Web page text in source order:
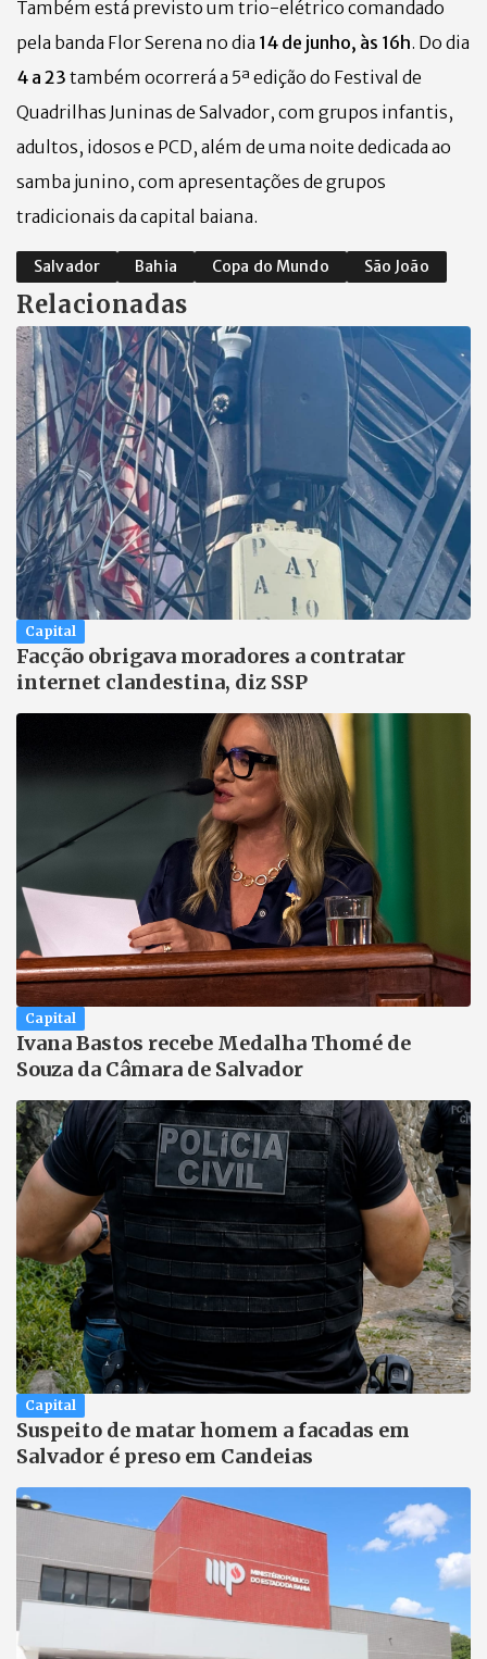
Também está previsto um trio-elétrico comandado
pela banda Flor Serena no dia 14 de junho, às 16h. Do dia
4 a 23 também ocorrerá a 5ª edição do Festival de
Quadrilhas Juninas de Salvador, com grupos infantis,
adultos, idosos e PCD, além de uma noite dedicada ao
samba junino, com apresentações de grupos
tradicionais da capital baiana.
Salvador Bahia Copa do Mundo São João
Relacionadas
Capital
Facção obrigava moradores a contratar
internet clandestina, diz SSP
Capital
Ivana Bastos recebe Medalha Thomé de
Souza da Câmara de Salvador
Capital
Suspeito de matar homem a facadas em
Salvador é preso em Candeias